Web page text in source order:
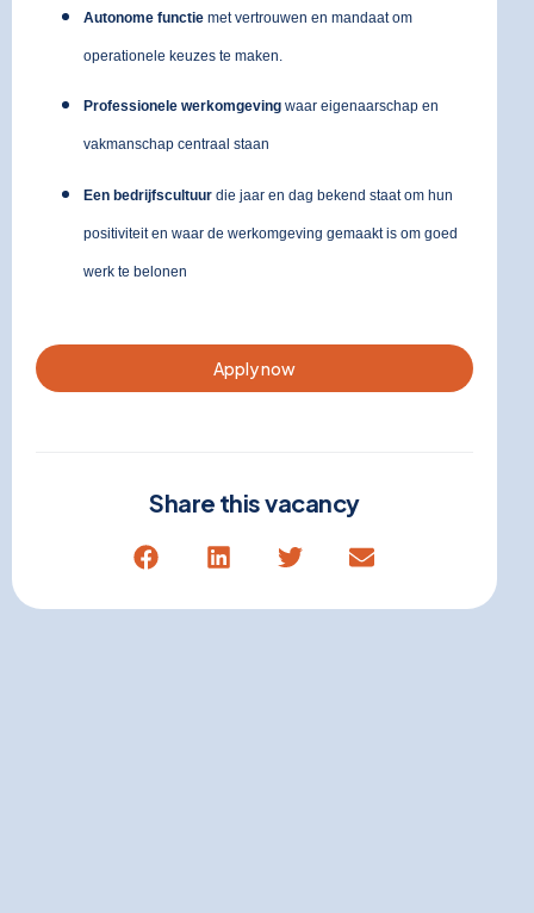
Autonome functie met vertrouwen en mandaat om
operationele keuzes te maken.
Professionele werkomgeving waar eigenaarschap en
vakmanschap centraal staan
Een bedrijfscultuur die jaar en dag bekend staat om hun
positiviteit en waar de werkomgeving gemaakt is om goed
werk te belonen
Apply now
Share this vacancy